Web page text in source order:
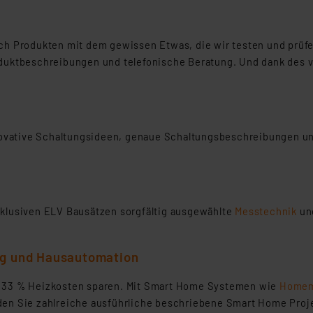
Produkten mit dem gewissen Etwas, die wir testen und
und telefonische Beratung. Und dank
Schaltungsideen, genaue Schaltungsbeschreibungen
ELV Bausätzen sorgfältig ausgewählte Messtechnik
und Hausautomation
% Heizkosten sparen. Mit Smart Home Systemen wie
Sie zahlreiche ausführliche beschriebene Smart Home